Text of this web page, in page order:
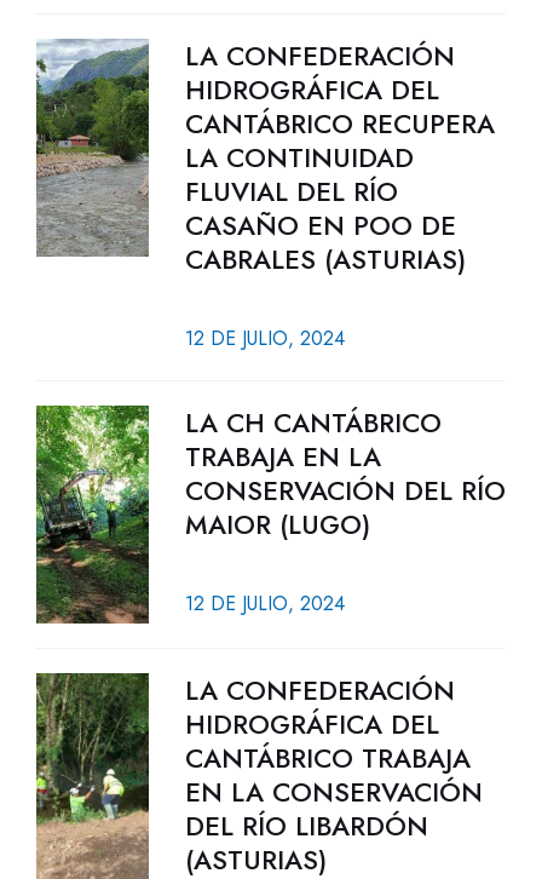
LA CONFEDERACIÓN
HIDROGRÁFICA DEL
CANTÁBRICO RECUPERA
LA CONTINUIDAD
FLUVIAL DEL RÍO
CASAÑO EN POO DE
CABRALES (ASTURIAS)
12 DE JULIO, 2024
LA CH CANTÁBRICO
TRABAJA EN LA
CONSERVACIÓN DEL RÍO
MAIOR (LUGO)
12 DE JULIO, 2024
LA CONFEDERACIÓN
HIDROGRÁFICA DEL
CANTÁBRICO TRABAJA
EN LA CONSERVACIÓN
DEL RÍO LIBARDÓN
(ASTURIAS)